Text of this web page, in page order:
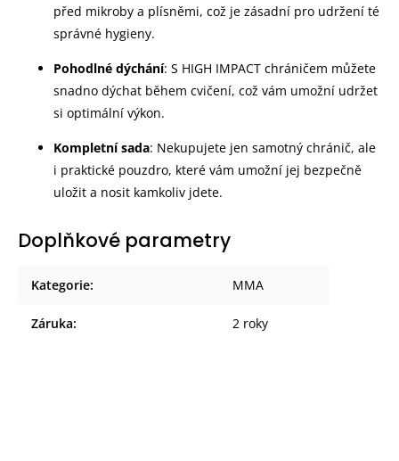
před mikroby a plísněmi, což je zásadní pro udržení té
správné hygieny.
Pohodlné dýchání: S HIGH IMPACT chráničem můžete
snadno dýchat během cvičení, což vám umožní udržet
si optimální výkon.
Kompletní sada: Nekupujete jen samotný chránič, ale
i praktické pouzdro, které vám umožní jej bezpečně
uložit a nosit kamkoliv jdete.
Doplňkové parametry
Kategorie: MMA
Záruka: 2 roky